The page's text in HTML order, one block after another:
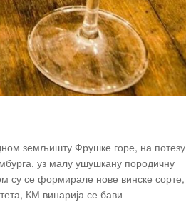
земљишту Фрушке горе, на потезу
уз малу ушушкану породичну
су се формирале нове винске сорте,
КМ винарија се бави